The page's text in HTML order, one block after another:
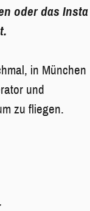
oder das Insta
in München
und
zu fliegen.